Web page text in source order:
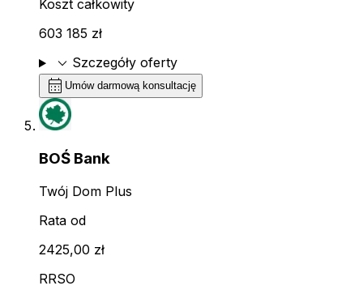
Koszt całkowity
603 185 zł
expand_more Szczegóły oferty
calendar_month Umów darmową konsultację
BOŚ Bank
Twój Dom Plus
Rata od
2425,00 zł
RRSO